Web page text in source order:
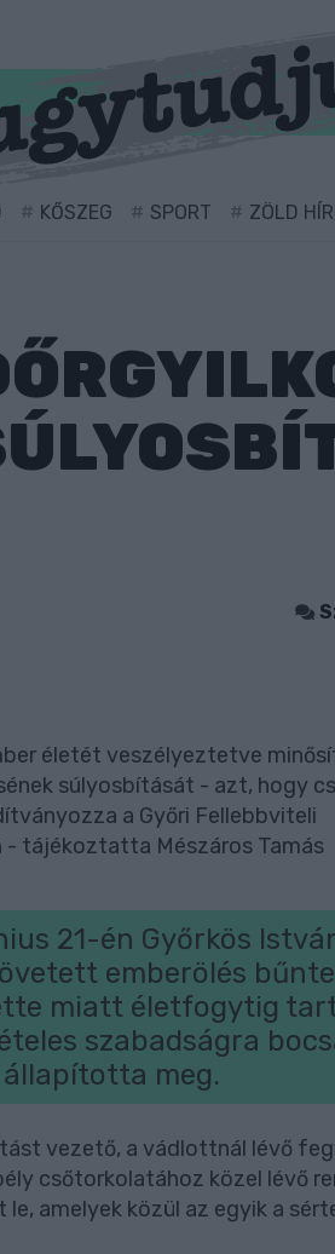
KŐSZEG SPORT ZÖLD
életét veszélyeztetve
súlyosbítását - azt, hogy
a Győri Fellebbviteli
- tájékoztatta Mészáros Tamás
21-én Győrkös
emberölés
miatt életfogytig
szabadságra
meg.
vezető, a vádlottnál lévő
csőtorkolatához közel lévő
amelyek közül az egyik a